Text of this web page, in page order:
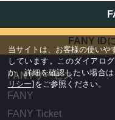
FANY ID
FANYサービス
FANY
FANY Ticket
当サイトは、お客様の使い
しています。このダイアロ
か、詳細を確認したい場合は
リシー]をご参照ください。